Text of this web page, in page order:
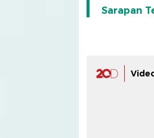
Sarapan